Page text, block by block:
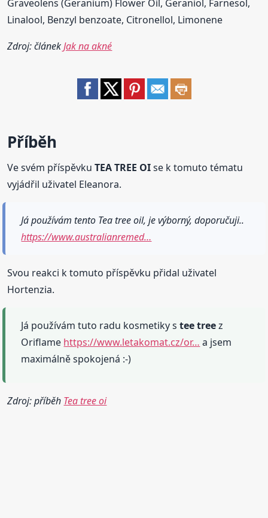
Graveolens (Geranium) Flower Oil, Geraniol, Farnesol,
Linalool, Benzyl benzoate, Citronellol, Limonene
Zdroj: článekJak na akné
Příběh
Ve svém příspěvkuTEA TREE OIse k tomuto tématu
vyjádřil uživatel Eleanora.
Já používám tento Tea tree oil, je výborný, doporučuji..
https://www.australianremed…
Svou reakci k tomuto příspěvku přidal uživatel
Hortenzia.
Já používám tuto radu kosmetiky stee treez
Oriflame https://www.letakomat.cz/or… a jsem
maximálně spokojená :-)
Zdroj: příběh Tea tree oi